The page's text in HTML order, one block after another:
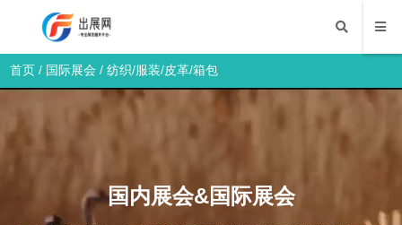
首页 / 国际展会 /纺织/服装/皮革/箱包
国内展会&国际展会